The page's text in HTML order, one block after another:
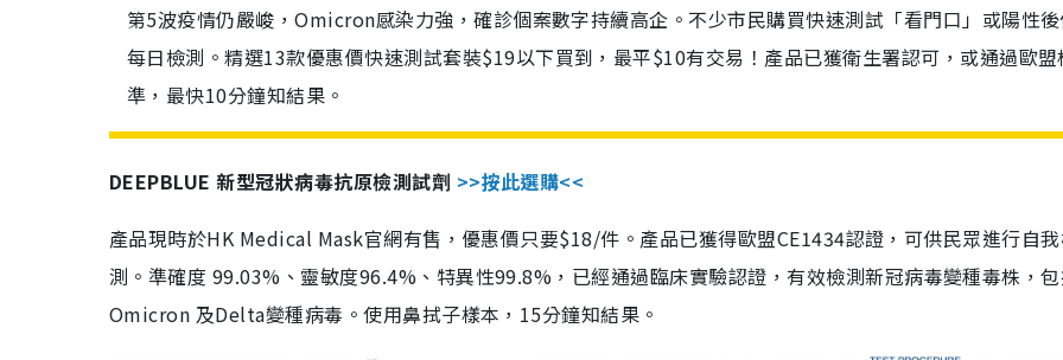
第5波疫情仍嚴峻，Omicron感染力強，確診個案數字持續高企。不少市民購買快速測試「看門口」或陽性
每日檢測。精選13款優惠價快速測試套裝$19以下買到，最平$10有交易！產品已獲衛生署認可，或通過歐盟
準，最快10分鐘知結果。
DEEPBLUE 新型冠狀病毒抗原檢測試劑 >>按此選購<<
產品現時於HK Medical Mask官網有售，優惠價只要$18/件。產品已獲得歐盟CE1434認證，可供民眾進行自
測。準確度 99.03%、靈敏度96.4%、特異性99.8%，已經通過臨床實驗認證，有效檢測新冠病毒變種毒株，
Omicron 及Delta變種病毒。使用鼻拭子樣本，15分鐘知結果。